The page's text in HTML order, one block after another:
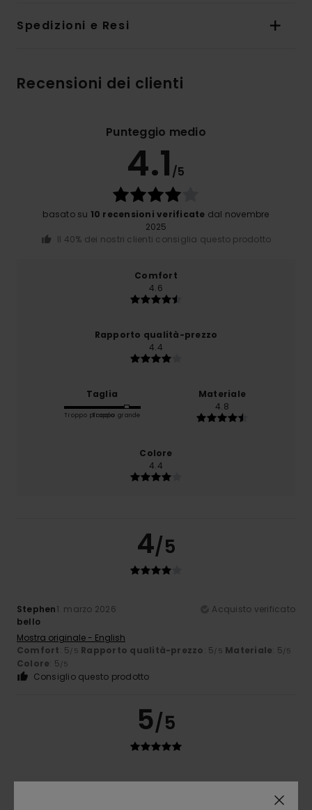
Spedizioni e Resi
Recensioni dei clienti
Punteggio medio
4.1 /5
basato su 10 recensioni verificate dal novembre
2025
Il 40% dei nostri clienti consiglia questo prodotto
Comfort
4.6
Rapporto qualità-prezzo
4.4
Taglia
Troppo piccoloTroppo grande
Materiale
4.8
Colore
4.4
4/5
Stephen1. marzo 2026
Acquisto verificato
bello
Mostra originale - English
Comfort: 5/5 Rapporto qualità-prezzo: 5/5 Materiale: 5/5
Colore: 5/5
Consiglio questo prodotto
5/5
Domenico18. febbraio 2026
Acquisto verificato